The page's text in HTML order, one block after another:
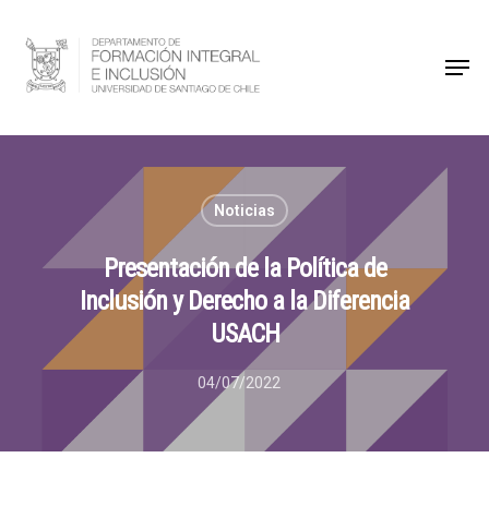
Hit enter to search or ESC to close
Noticias
Presentación de la Política de
Inclusión y Derecho a la Diferencia
USACH
04/07/2022